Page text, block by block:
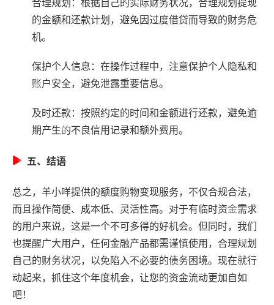
合理规划：根据自己的实际财务状况，合理规划提现
的金额和还款计划，避免因过度借贷而导致的财务危
机。
保护个人信息：在操作过程中，注意保护个人隐私和
账户安全，避免泄露重要信息。
及时还款：按照约定的时间和金额进行还款，避免逾
期产生的不良信用记录和额外费用。
五、结语
总之，羊小咩提供的额度购物变现服务，不仅合规合法，
而且操作简便、成本低、灵活性高。对于有临时资金需求
的用户来说，这是一个不可多得的好机会。但同时，我们
也提醒广大用户，任何金融产品都需谨慎使用，合理规划
自己的财务状况，以免陷入不必要的债务困境。现在就行
动起来，抓住这个年度机会，让您的资金流动更加自如
吧！